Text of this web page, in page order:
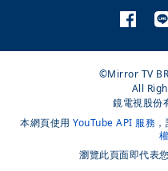
©Mirror TV
All
鏡電視股份
本網頁使用 YouTube API 服務
瀏覽此頁面即代表